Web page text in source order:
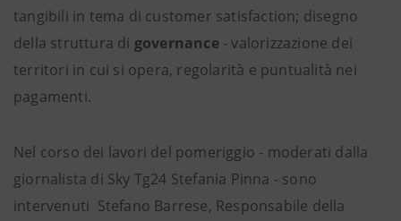
tangibili in tema di customer satisfaction; disegno
della struttura di governance- valorizzazione dei
territori in cui si opera, regolarità e puntualità nei
pagamenti.
Nel corso dei lavori del pomeriggio - moderati dalla
giornalista di Sky Tg24 Stefania Pinna - sono
intervenuti Stefano Barrese, Responsabile della